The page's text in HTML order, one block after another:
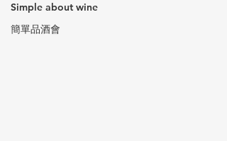
Simple about wine
簡單品酒會